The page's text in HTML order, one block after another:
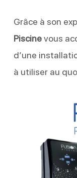
Grâce à son
Piscinevous
d’une
à utiliser au